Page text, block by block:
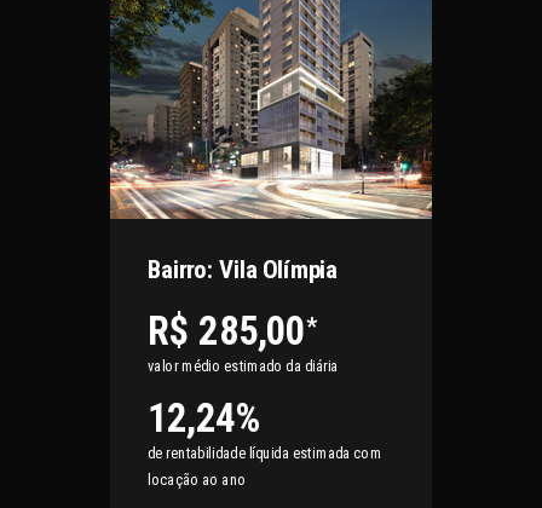
Bairro: Vila Olímpia
R$ 285,00*
valor médio estimado da diária
12,24%
de rentabilidade líquida estimada com
locação ao ano